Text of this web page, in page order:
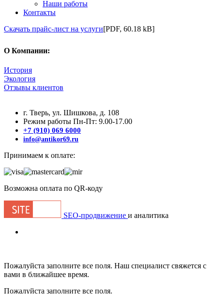
Наши работы
Контакты
Скачать прайс-лист на услуги[PDF, 60.18 kB]
О Компании:
История
Экология
Отзывы клиентов
г. Тверь, ул. Шишкова, д. 108
Режим работы Пн-Пт: 9.00-17.00
+7 (910) 069 6000
info@antikor69.ru
Принимаем к оплате:
Возможна оплата по QR-коду
SEO-продвижение и аналитика
Пожалуйста заполните все поля. Наш специалист свяжется с
вами в ближайшее время.
Пожалуйста заполните все поля.